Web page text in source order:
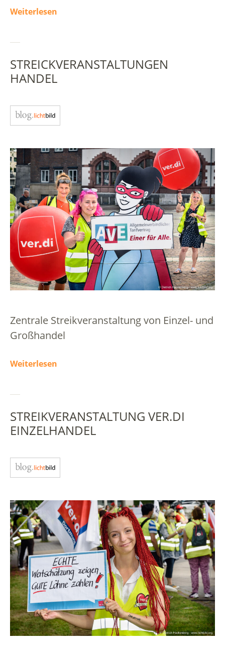
Weiterlesen
STREICKVERANSTALTUNGEN
HANDEL
Zentrale Streikveranstaltung von Einzel- und
Großhandel
Weiterlesen
STREIKVERANSTALTUNG VER.DI
EINZELHANDEL